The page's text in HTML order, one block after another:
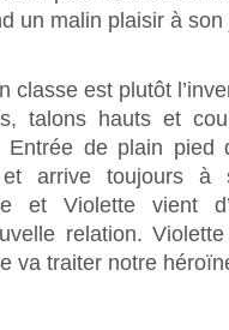
un malin plaisir à
classe est plutôt
talons hauts et
Entrée de plain pied
et arrive toujours à
et Violette vient
relation.
va traiter notre